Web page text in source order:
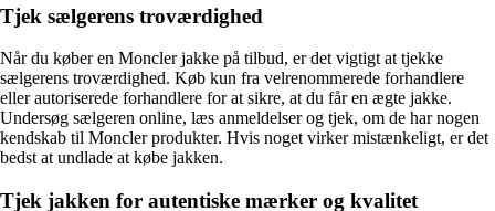
Tjek sælgerens troværdighed
Når du køber en Moncler jakke på tilbud, er det vigtigt at tjekke
sælgerens troværdighed. Køb kun fra velrenommerede forhandlere
eller autoriserede forhandlere for at sikre, at du får en ægte jakke.
Undersøg sælgeren online, læs anmeldelser og tjek, om de har nogen
kendskab til Moncler produkter. Hvis noget virker mistænkeligt, er det
bedst at undlade at købe jakken.
Tjek jakken for autentiske mærker og kvalitet